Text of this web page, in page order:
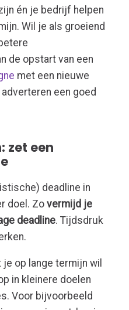
én je bedrijf helpen
Wil je als groeiend
de opstart van een
met een nieuwe
een goed
zet een
deadline in
doel. Zo vermijd je
deadline. Tijdsdruk
op lange termijn wil
in kleinere doelen
Voor bijvoorbeeld